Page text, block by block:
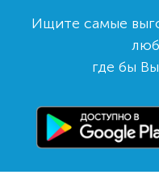
Ищите самые
где бы